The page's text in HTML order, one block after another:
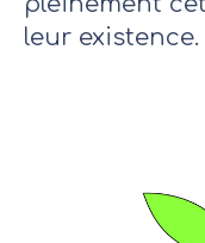
leur existence.